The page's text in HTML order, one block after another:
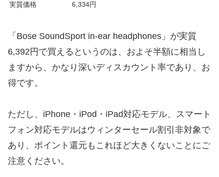
実質価格 6,334円
「Bose SoundSport in-ear headphones」が実質
6,392円で買えるというのは、およそ半額に相当し
ますから、かなり深いディスカウント率であり、お
得です。
ただし、iPhone・iPod・iPad対応モデル、スマート
フォン対応モデルはウィンターセール割引非対象で
あり、ポイント還元もこれほど大きくないことにご
注意ください。